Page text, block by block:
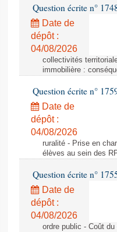
Question écrite n°
Date de
dépôt :
04/08/2026
collectivités
immobilière :
Question écrite n°
Date de
dépôt :
04/08/2026
ruralité - Prise en
élèves au sein des
Question écrite n°
Date de
dépôt :
04/08/2026
ordre public - Coût